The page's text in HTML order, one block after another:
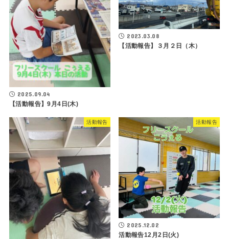
2025.09.04
【活動報告】9月4日(木)
2023.03.08
【活動報告】３月２日（木）
活動報告 活動報告
2025.12.02
活動報告12月2日(火)